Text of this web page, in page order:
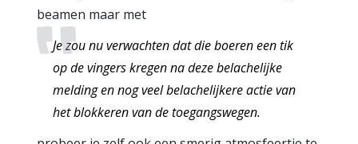
beamen maar met
Je zou nu verwachten dat die boeren een tik
op de vingers kregen na deze belachelijke
melding en nog veel belachelijkere actie van
het blokkeren van de toegangswegen.